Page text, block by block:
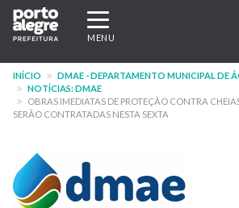
Pular
para
conteúdo
principal
Expandir/recolher
navegação
MENU
INÍCIO
DMAE - DEPARTAMENTO MUNICIPAL DE
NOTÍCIAS: DMAE
OBRAS IMEDIATAS DE PROTEÇÃO CONTRA
SERÃO CONTRATADAS NESTA SEXTA